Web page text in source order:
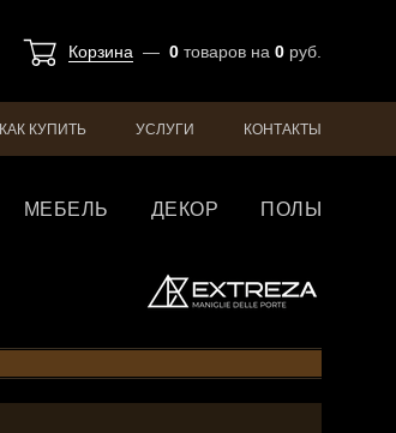
Корзина — 0 товаров на 0 руб.
КАК КУПИТЬ УСЛУГИ КОНТАКТЫ
МЕБЕЛЬ ДЕКОР ПОЛЫ